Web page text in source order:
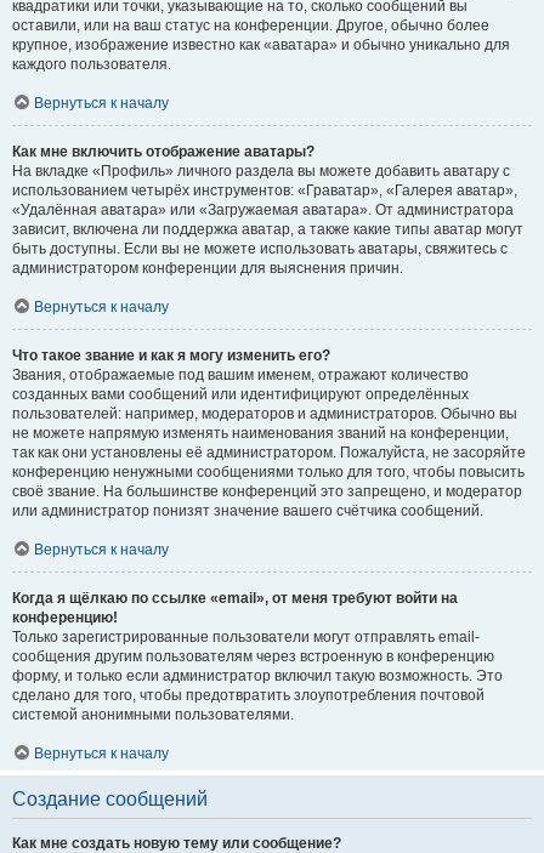
квадратики или точки, указывающие на то, сколько сообщений вы
оставили, или на ваш статус на конференции. Другое, обычно более
крупное, изображение известно как «аватара» и обычно уникально для
каждого пользователя.
Вернуться к началу
Как мне включить отображение аватары?
На вкладке «Профиль» личного раздела вы можете добавить аватару с
использованием четырёх инструментов: «Граватар», «Галерея аватар»,
«Удалённая аватара» или «Загружаемая аватара». От администратора
зависит, включена ли поддержка аватар, а также какие типы аватар могут
быть доступны. Если вы не можете использовать аватары, свяжитесь с
администратором конференции для выяснения причин.
Вернуться к началу
Что такое звание и как я могу изменить его?
Звания, отображаемые под вашим именем, отражают количество
созданных вами сообщений или идентифицируют определённых
пользователей: например, модераторов и администраторов. Обычно вы
не можете напрямую изменять наименования званий на конференции,
так как они установлены её администратором. Пожалуйста, не засоряйте
конференцию ненужными сообщениями только для того, чтобы повысить
своё звание. На большинстве конференций это запрещено, и модератор
или администратор понизят значение вашего счётчика сообщений.
Вернуться к началу
Когда я щёлкаю по ссылке «email», от меня требуют войти на
конференцию!
Только зарегистрированные пользователи могут отправлять email-
сообщения другим пользователям через встроенную в конференцию
форму, и только если администратор включил такую возможность. Это
сделано для того, чтобы предотвратить злоупотребления почтовой
системой анонимными пользователями.
Вернуться к началу
Создание сообщений
Как мне создать новую тему или сообщение?